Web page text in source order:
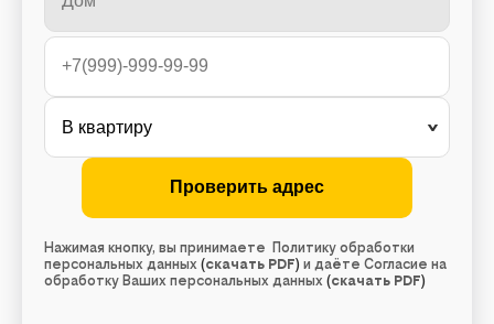
Нажимая кнопку, вы принимаете Политику обработки
персональных данных (скачать PDF) и даёте Согласие на
обработку Ваших персональных данных (скачать PDF)